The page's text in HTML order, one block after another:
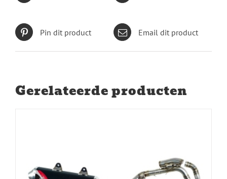
Pin dit product Email dit product
Gerelateerde producten